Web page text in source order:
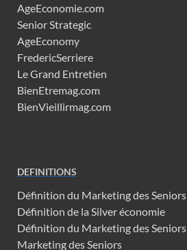
AgeEconomie.com
Senior Strategic
AgeEconomy
FredericSerriere
Le Grand Entretien
BienEtremag.com
BienVieillirmag.com
DEFINITIONS
Définition du Marketing des Seniors
Définition de la Silver économie
Définition du Marketing des Seniors
Marketing des Seniors